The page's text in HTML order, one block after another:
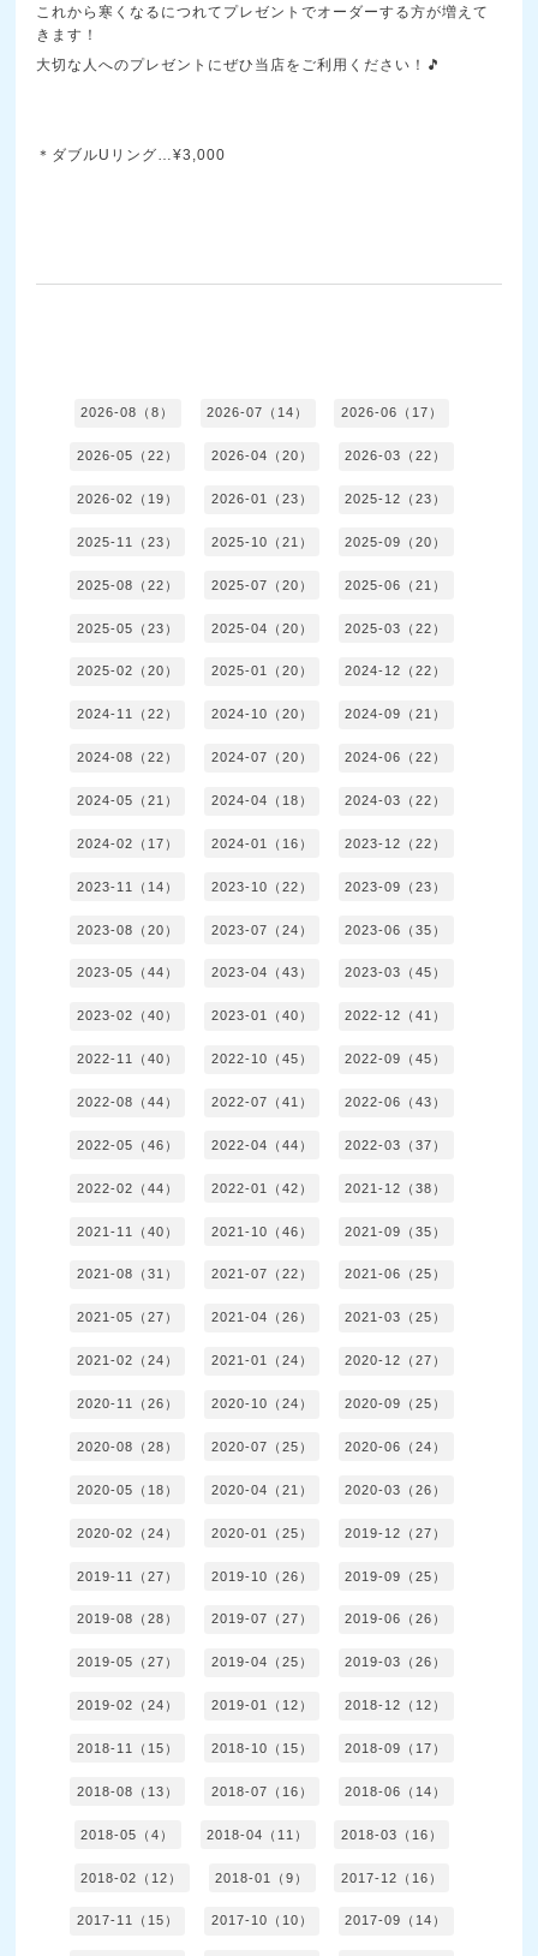
これから寒くなるにつれてプレゼントでオーダーする方が増えて
きます！
大切な人へのプレゼントにぜひ当店をご利用ください！🎵
＊ダブルUリング…¥3,000
2026-08（8） 2026-07（14） 2026-06（17）
2026-05（22） 2026-04（20） 2026-03（22）
2026-02（19） 2026-01（23） 2025-12（23）
2025-11（23） 2025-10（21） 2025-09（20）
2025-08（22） 2025-07（20） 2025-06（21）
2025-05（23） 2025-04（20） 2025-03（22）
2025-02（20） 2025-01（20） 2024-12（22）
2024-11（22） 2024-10（20） 2024-09（21）
2024-08（22） 2024-07（20） 2024-06（22）
2024-05（21） 2024-04（18） 2024-03（22）
2024-02（17） 2024-01（16） 2023-12（22）
2023-11（14） 2023-10（22） 2023-09（23）
2023-08（20） 2023-07（24） 2023-06（35）
2023-05（44） 2023-04（43） 2023-03（45）
2023-02（40） 2023-01（40） 2022-12（41）
2022-11（40） 2022-10（45） 2022-09（45）
2022-08（44） 2022-07（41） 2022-06（43）
2022-05（46） 2022-04（44） 2022-03（37）
2022-02（44） 2022-01（42） 2021-12（38）
2021-11（40） 2021-10（46） 2021-09（35）
2021-08（31） 2021-07（22） 2021-06（25）
2021-05（27） 2021-04（26） 2021-03（25）
2021-02（24） 2021-01（24） 2020-12（27）
2020-11（26） 2020-10（24） 2020-09（25）
2020-08（28） 2020-07（25） 2020-06（24）
2020-05（18） 2020-04（21） 2020-03（26）
2020-02（24） 2020-01（25） 2019-12（27）
2019-11（27） 2019-10（26） 2019-09（25）
2019-08（28） 2019-07（27） 2019-06（26）
2019-05（27） 2019-04（25） 2019-03（26）
2019-02（24） 2019-01（12） 2018-12（12）
2018-11（15） 2018-10（15） 2018-09（17）
2018-08（13） 2018-07（16） 2018-06（14）
2018-05（4） 2018-04（11） 2018-03（16）
2018-02（12） 2018-01（9） 2017-12（16）
2017-11（15） 2017-10（10） 2017-09（14）